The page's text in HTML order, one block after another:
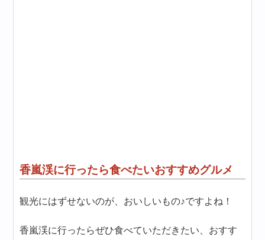
香嵐渓に行ったら食べたいおすすめグルメ
観光にはずせないのが、おいしいもの♪ですよね！
香嵐渓に行ったらぜひ食べていただきたい、おすす